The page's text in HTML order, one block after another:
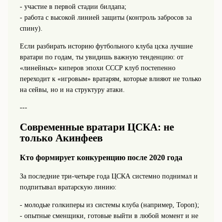
- участие в первой стадии билдапа;
- работа с высокой линией защиты (контроль забросов за
спину).
Если разбирать историю футбольного клуба цска лучшие
вратари по годам, ты увидишь важную тенденцию: от
«линейных» киперов эпохи СССР клуб постепенно
переходит к «игровым» вратарям, которые влияют не только
на сейвы, но и на структуру атаки.
---
Современные вратари ЦСКА: не
только Акинфеев
Кто формирует конкуренцию после 2020 года
За последние три-четыре года ЦСКА системно поднимал и
подпитывал вратарскую линию:
- молодые голкиперы из системы клуба (например, Тороп);
- опытные сменщики, готовые выйти в любой момент и не